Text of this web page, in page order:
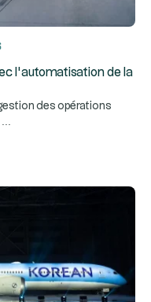
l’automatisation de la
des opérations